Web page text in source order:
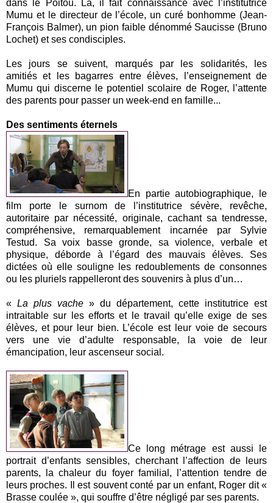
dans le Poitou. Là, il fait connaissance avec l’institutrice
Mumu et le directeur de l’école, un curé bonhomme (Jean-
François Balmer), un pion faible dénommé Saucisse (Bruno
Lochet) et ses condisciples.
Les jours se suivent, marqués par les solidarités, les
amitiés et les bagarres entre élèves, l’enseignement de
Mumu qui discerne le potentiel scolaire de Roger, l’attente
des parents pour passer un week-end en famille...
Des sentiments éternels
En partie autobiographique, le
film porte le surnom de l’institutrice sévère, revêche,
autoritaire par nécessité, originale, cachant sa tendresse,
compréhensive, remarquablement incarnée par Sylvie
Testud. Sa voix basse gronde, sa violence, verbale et
physique, déborde à l’égard des mauvais élèves. Ses
dictées où elle souligne les redoublements de consonnes
ou les pluriels rappelleront des souvenirs à plus d’un…
« La plus vache » du département, cette institutrice est
intraitable sur les efforts et le travail qu’elle exige de ses
élèves, et pour leur bien. L’école est leur voie de secours
vers une vie d’adulte responsable, la voie de leur
émancipation, leur ascenseur social.
Ce long métrage est aussi le
portrait d’enfants sensibles, cherchant l’affection de leurs
parents, la chaleur du foyer familial, l’attention tendre de
leurs proches. Il est souvent conté par un enfant, Roger dit «
Brasse coulée », qui souffre d’être négligé par ses parents.